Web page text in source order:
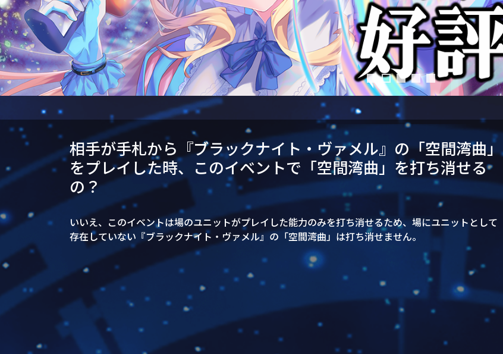
相手が手札から『ブラックナイト・ヴァメル』の「空間湾曲」
をプレイした時、このイベントで「空間湾曲」を打ち消せる
の？
いいえ、このイベントは場のユニットがプレイした能力のみを打ち消せるため、場にユニットとして
存在していない『ブラックナイト・ヴァメル』の「空間湾曲」は打ち消せません。